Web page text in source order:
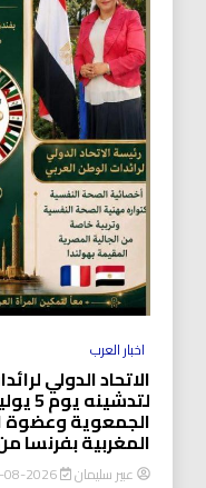
اخبار العرب
الاتحاد الدولي
الجمعوية وعضوة
المغربية بفرنسا
عبير سليمان 2026-08-03